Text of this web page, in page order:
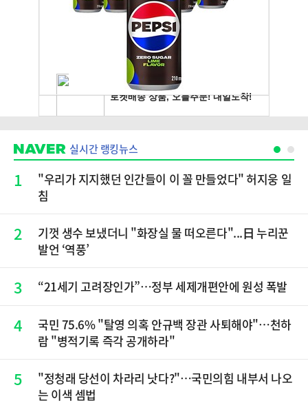
실시간 랭킹뉴스
1
"우리가 지지했던 인간들이 이 꼴 만들었다" 허지웅 일
침
2
기껏 생수 보냈더니 "화장실 물 떠오른다"...日 누리꾼
발언 ‘역풍’
3 “21세기 고려장인가”…정부 세제개편안에 원성 폭발
4
국민 75.6% "탈영 의혹 안규백 장관 사퇴해야"…천하
람 "병적기록 즉각 공개하라"
5
​"정청래 당선이 차라리 낫다?"…국민의힘 내부서 나오
는 이색 셈법